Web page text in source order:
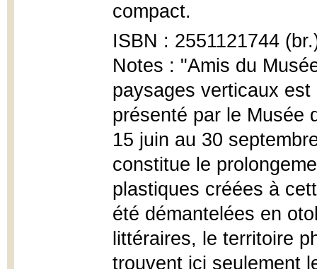
compact.
ISBN : 2551121744
Notes : "Amis du
paysages verticaux
présenté par le Musée
15 juin au 30
constitue le
plastiques créées à
été démantelées en
littéraires, le territoire
trouvent ici seulement